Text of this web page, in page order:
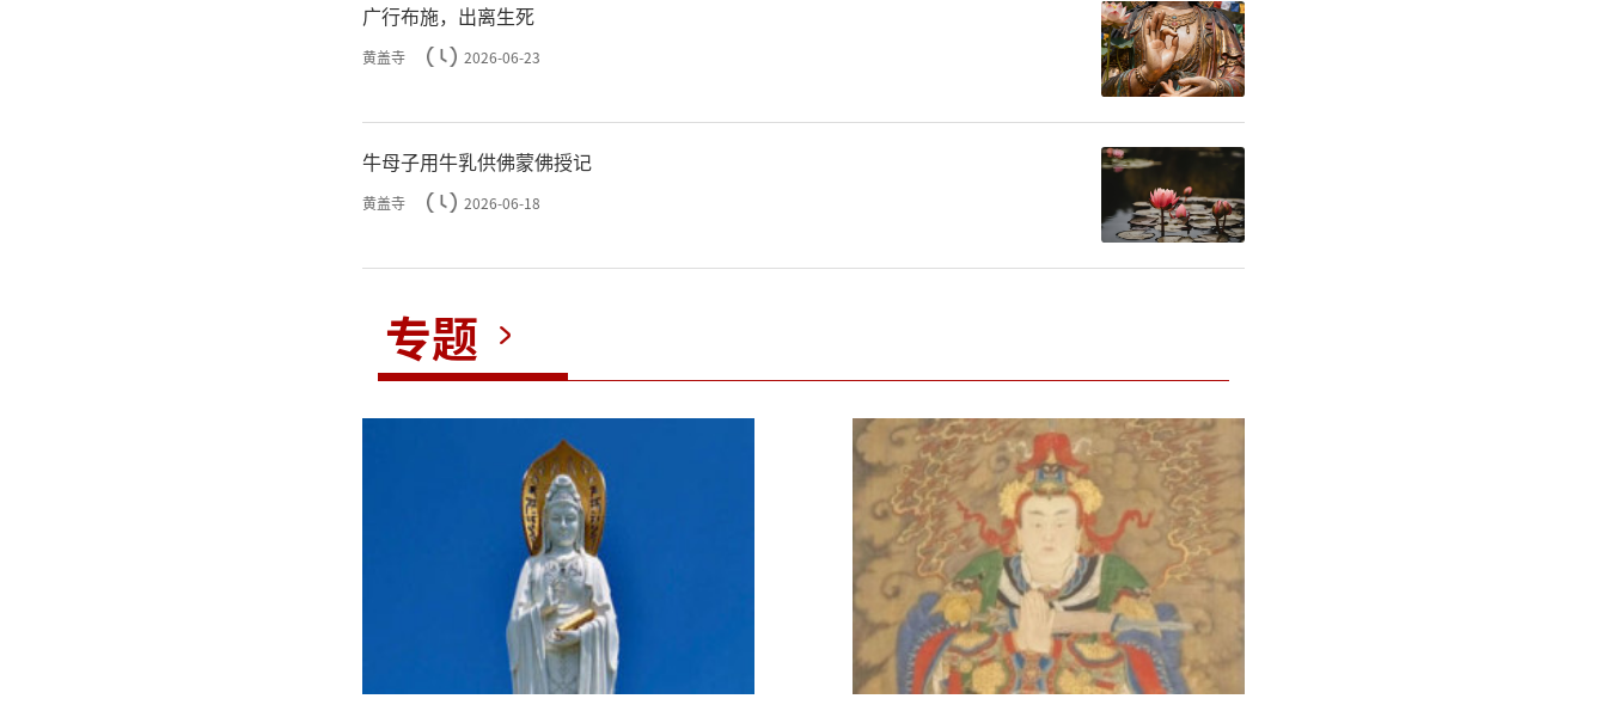
广行布施，出离生死
黄盖寺 2026-06-23
牛母子用牛乳供佛蒙佛授记
黄盖寺 2026-06-18
专题